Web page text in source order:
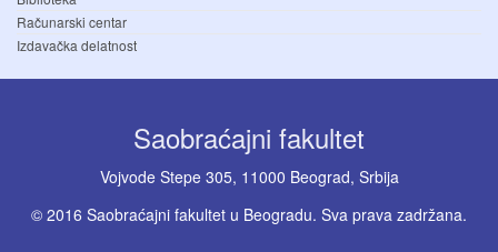
Računarski centar
Izdavačka delatnost
Saobraćajni fakultet
Vojvode Stepe 305, 11000 Beograd, Srbija
© 2016 Saobraćajni fakultet u Beogradu. Sva prava zadržana.